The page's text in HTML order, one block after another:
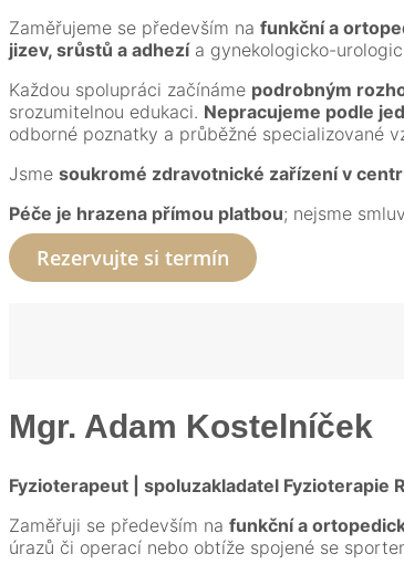
Zaměřujeme se především na funkční a
jizev, srůstů a adhezía gynekologicko-
Každou spolupráci začínáme podrobným
srozumitelnou edukaci. Nepracujeme podle
odborné poznatky a průběžné specializované
Jsme soukromé zdravotnické zařízení v
Péče je hrazena přímou platbou; nejsme
Rezervujte si termín
Mgr. Adam Kostelníček
Fyzioterapeut | spoluzakladatel Fyzioterapie
Zaměřuji se především na funkční a
úrazů či operací nebo obtíže spojené se